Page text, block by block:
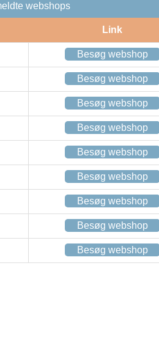
webshops
Link
Besøg webshop
Besøg webshop
Besøg webshop
Besøg webshop
Besøg webshop
Besøg webshop
Besøg webshop
Besøg webshop
Besøg webshop